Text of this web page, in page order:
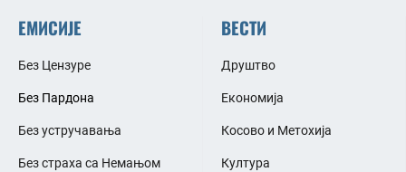
ЕМИСИЈЕ
Без Цензуре
Без Пардона
Без устручавања
Без страха са Немањом
ВЕСТИ
Друштво
Економија
Косово и Метохија
Култура